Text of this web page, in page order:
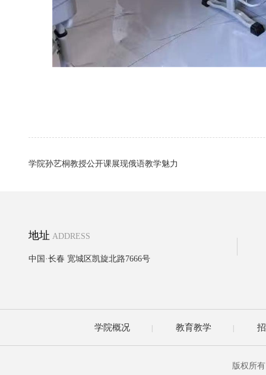
学院孙艺桐教授公开课展现俄语教学魅力
地址 ADDRESS
中国·长春 宽城区凯旋北路7666号
学院概况 教育教学
版权所